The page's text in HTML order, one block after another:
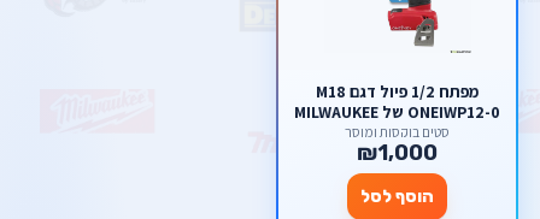
מפתח 1/2 פיול דגם M18
ONEIWP12-0 של MILWAUKEE
מילווקי
סטים בוקסות ומוסך
₪1,000
הוסף לסל